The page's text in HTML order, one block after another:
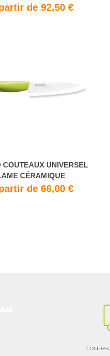
de 92,50 €
COUTEAUX UNIVERSEL
CÉRAMIQUE
de 66,00 €
Toutes